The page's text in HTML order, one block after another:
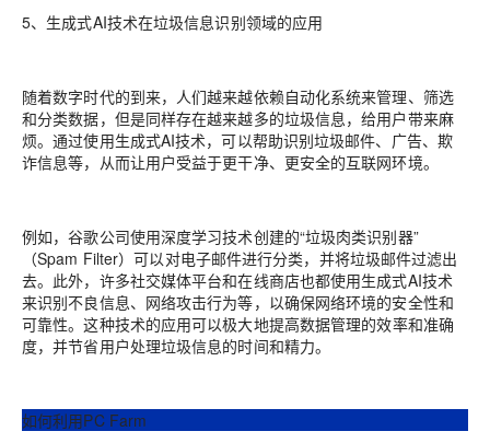
5、生成式AI技术在垃圾信息识别领域的应用
随着数字时代的到来，人们越来越依赖自动化系统来管理、筛选
和分类数据，但是同样存在越来越多的垃圾信息，给用户带来麻
烦。通过使用生成式AI技术，可以帮助识别垃圾邮件、广告、欺
诈信息等，从而让用户受益于更干净、更安全的互联网环境。
例如，谷歌公司使用深度学习技术创建的“垃圾肉类识别器”
（Spam Filter）可以对电子邮件进行分类，并将垃圾邮件过滤出
去。此外，许多社交媒体平台和在线商店也都使用生成式AI技术
来识别不良信息、网络攻击行为等，以确保网络环境的安全性和
可靠性。这种技术的应用可以极大地提高数据管理的效率和准确
度，并节省用户处理垃圾信息的时间和精力。
如何利用PC Farm